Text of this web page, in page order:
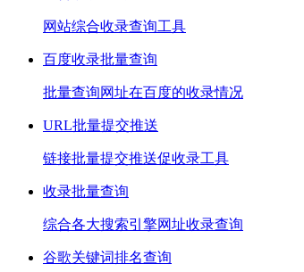
网站综合收录查询工具
百度收录批量查询
批量查询网址在百度的收录情况
URL批量提交推送
链接批量提交推送促收录工具
收录批量查询
综合各大搜索引擎网址收录查询
谷歌关键词排名查询